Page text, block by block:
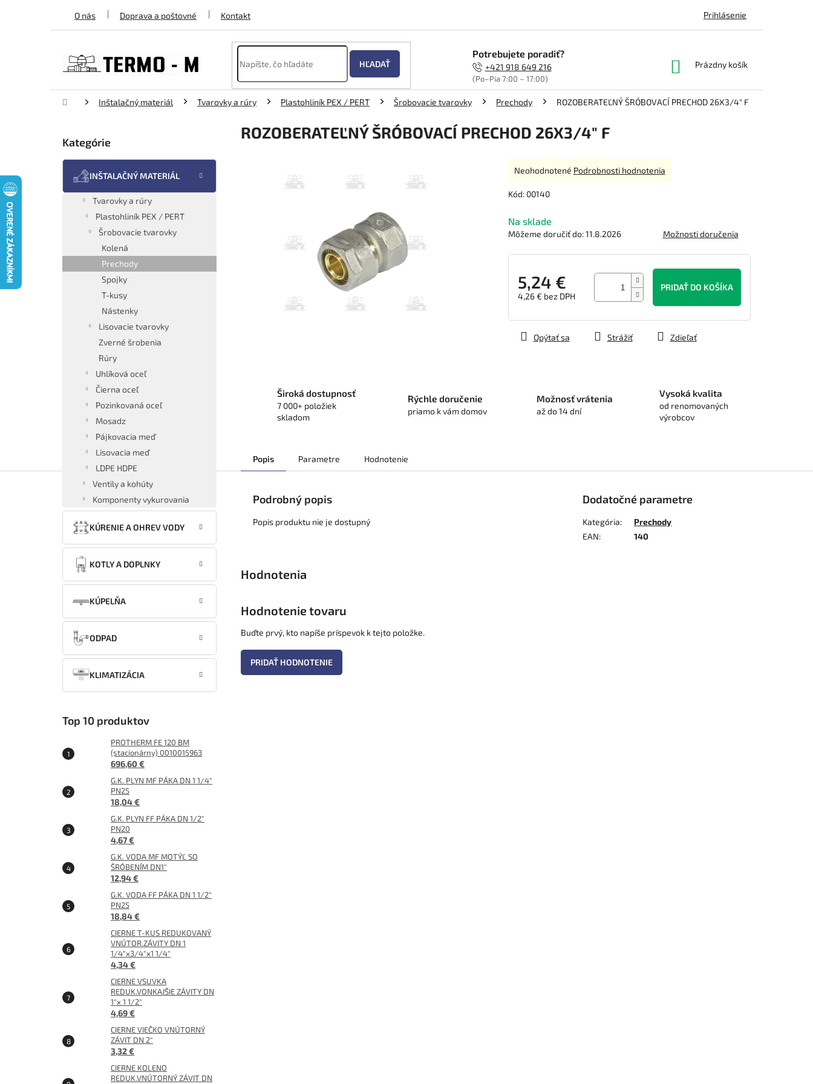
O nás Doprava a poštovné Kontakt Prihlásenie
HĽADAŤ
Potrebujete poradiť?
+421 918 649 216
(Po–Pia 7:00 – 17:00)
NÁKUPNÝ
Prázdny košík
DomovInštalačný materiál Tvarovky a rúry Plastohliník PEX / PERT Šrobovacie tvarovky Prechody ROZOBERATEĽNÝ ŠRÓBOVACÍ PRECHOD 26X3/4" F
Preskočiť
Kategórie
INŠTALAČNÝ MATERIÁL
Tvarovky a rúry
Plastohliník PEX / PERT
Šrobovacie tvarovky
Kolená
Prechody
Spojky
T-kusy
Nástenky
Lisovacie tvarovky
Zverné šrobenia
Rúry
Uhlíková oceľ
Čierna oceľ
Pozinkovaná oceľ
Mosadz
Pájkovacia meď
Lisovacia meď
LDPE HDPE
Ventily a kohúty
Komponenty vykurovania
KÚRENIE A OHREV VODY
KOTLY A DOPLNKY
KÚPELŇA
ODPAD
KLIMATIZÁCIA
Top 10 produktov
PROTHERM FE 120 BM
(stacionárny) 0010015963
696,60 €
G.K. PLYN MF PÁKA DN 1 1/4"
PN25
18,04 €
G.K. PLYN FF PÁKA DN 1/2"
PN20
4,67 €
G.K. VODA MF MOTÝĽ SO
ŠRÓBENÍM DN1"
12,94 €
G.K. VODA FF PÁKA DN 1 1/2"
PN25
18,84 €
CIERNE T-KUS REDUKOVANÝ
VNÚTOR.ZÁVITY DN 1
1/4"x3/4"x1 1/4"
4,34 €
CIERNE VSUVKA
REDUK.VONKAJŠIE ZÁVITY DN
1"x 1 1/2"
4,69 €
CIERNE VIEČKO VNÚTORNÝ
ZÁVIT DN 2"
3,32 €
CIERNE KOLENO
REDUK.VNÚTORNÝ ZÁVIT DN
ROZOBERATEĽNÝ ŠRÓBOVACÍ PRECHOD 26X3/4" F
Kód: 00140
Na sklade
Môžeme doručiť do: 11.8.2026 Možnosti doručenia
5,24 €
4,26 € bez DPH
PRIDAŤ DO KOŠÍKA
Opýtať sa Strážiť Zdieľať
Priemerné
produktu
0,0
z
5
Neohodnotené Podrobnosti hodnotenia
Široká dostupnosť
7 000+ položiek
skladom
Rýchle doručenie
priamo k vám domov
Možnosť vrátenia
až do 14 dní
Vysoká kvalita
od renomovaných
výrobcov
Popis Parametre Hodnotenie
Podrobný popis
Popis produktu nie je dostupný
Dodatočné parametre
Kategória:
Prechody
EAN: 140
Hodnotenie tovaru
Buďte prvý, kto napíše príspevok k tejto položke.
PRIDAŤ HODNOTENIE